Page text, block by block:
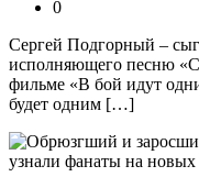
0
Сергей Подгорный –
исполняющего песню
фильме «В бой идут
будет одним […]